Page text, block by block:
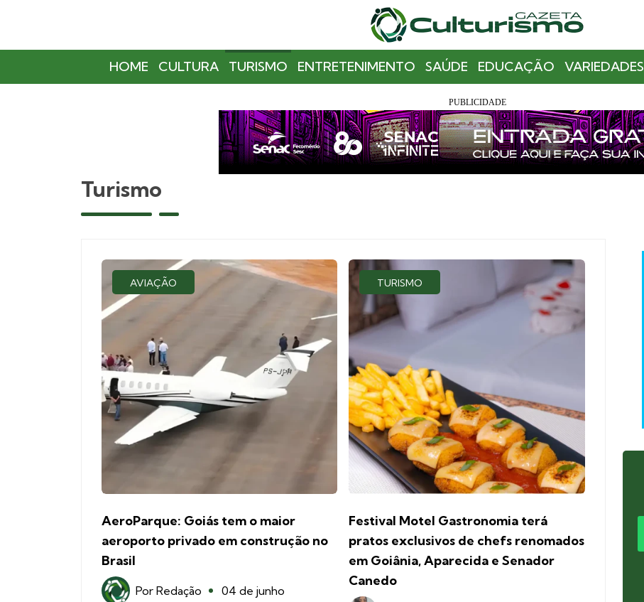
HOME CULTURA TURISMO ENTRETENIMENTO SAÚDE EDUCAÇÃO VARIEDADES
Turismo
AVIAÇÃO
AeroParque: Goiás tem o maior
aeroporto privado em construção no
Brasil
Por Redação 04 de junho
TURISMO
Festival Motel Gastronomia terá
pratos exclusivos de chefs renomados
em Goiânia, Aparecida e Senador
Canedo